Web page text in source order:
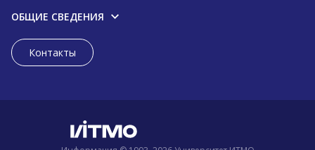
ОБЩИЕ СВЕДЕНИЯ
Контакты